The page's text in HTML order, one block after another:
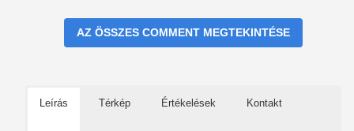
AZ ÖSSZES COMMENT MEGTEKINTÉSE
Leírás Térkép Értékelések Kontakt